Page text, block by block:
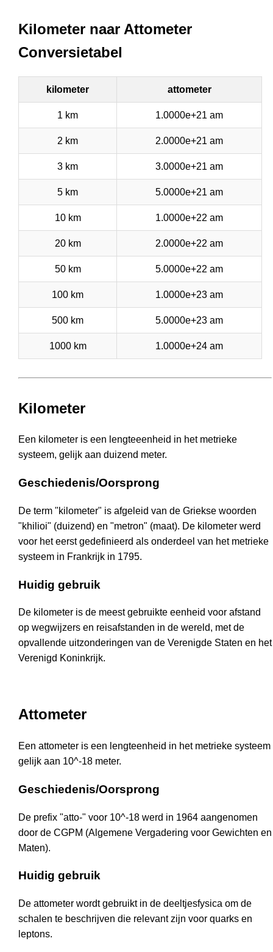
Kilometer naar Attometer
Conversietabel
kilometer attometer
1 km 1.0000e+21 am
2 km 2.0000e+21 am
3 km 3.0000e+21 am
5 km 5.0000e+21 am
10 km 1.0000e+22 am
20 km 2.0000e+22 am
50 km 5.0000e+22 am
100 km 1.0000e+23 am
500 km 5.0000e+23 am
1000 km 1.0000e+24 am
Kilometer
Een kilometer is een lengteeenheid in het metrieke
systeem, gelijk aan duizend meter.
Geschiedenis/Oorsprong
De term "kilometer" is afgeleid van de Griekse woorden
"khilioi" (duizend) en "metron" (maat). De kilometer werd
voor het eerst gedefinieerd als onderdeel van het metrieke
systeem in Frankrijk in 1795.
Huidig gebruik
De kilometer is de meest gebruikte eenheid voor afstand
op wegwijzers en reisafstanden in de wereld, met de
opvallende uitzonderingen van de Verenigde Staten en het
Verenigd Koninkrijk.
Attometer
Een attometer is een lengteenheid in het metrieke systeem
gelijk aan 10^-18 meter.
Geschiedenis/Oorsprong
De prefix "atto-" voor 10^-18 werd in 1964 aangenomen
door de CGPM (Algemene Vergadering voor Gewichten en
Maten).
Huidig gebruik
De attometer wordt gebruikt in de deeltjesfysica om de
schalen te beschrijven die relevant zijn voor quarks en
leptons.